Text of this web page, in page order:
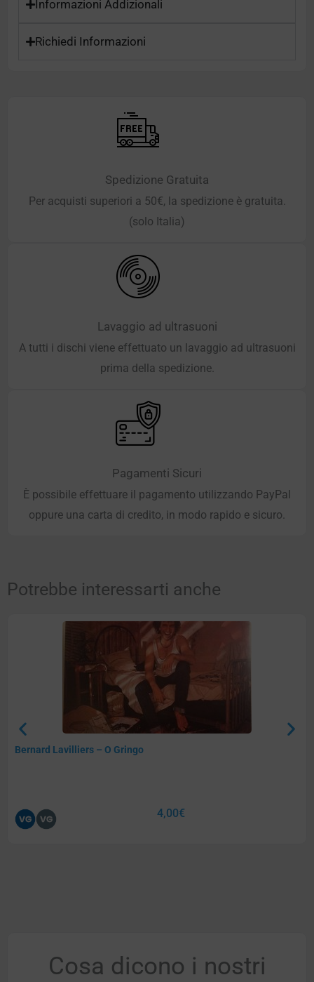
Informazioni Addizionali
Richiedi Informazioni
Spedizione Gratuita
Per acquisti superiori a 50€, la spedizione è gratuita.
(solo Italia)
Lavaggio ad ultrasuoni
A tutti i dischi viene effettuato un lavaggio ad ultrasuoni
prima della spedizione.
Pagamenti Sicuri
È possibile effettuare il pagamento utilizzando PayPal
oppure una carta di credito, in modo rapido e sicuro.
Potrebbe interessarti anche
Bernard Lavilliers – O Gringo
4,00€
Cosa dicono i nostri